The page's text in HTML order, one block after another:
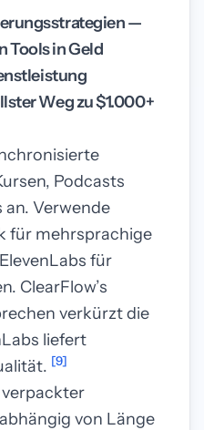
—
Tools in Geld
Weg zu $1.000+
Podcasts
an. Verwende
für mehrsprachige
für
ClearFlow’s
verkürzt die
liefert
[9]
von Länge